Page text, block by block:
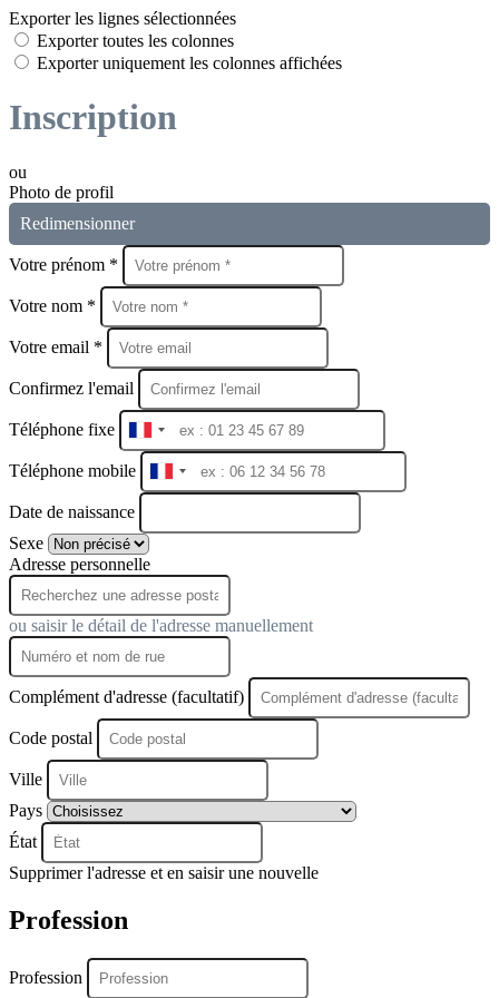
Exporter les lignes sélectionnées
Exporter toutes les colonnes
Exporter uniquement les colonnes affichées
Inscription
ou
Photo de profil
Redimensionner
Votre prénom *
Votre nom *
Votre email *
Confirmez l'email
Téléphone fixe
Téléphone mobile
Date de naissance
Sexe
Adresse personnelle
ou saisir le détail de l'adresse manuellement
Complément d'adresse (facultatif)
Code postal
Ville
Pays
État
Supprimer l'adresse et en saisir une nouvelle
Profession
Profession